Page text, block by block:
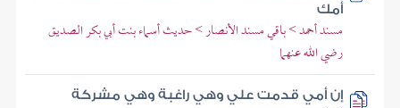
أمك
مسند أحمد > باقي مسند الأنصار > حديث أسماء بنت أبي بكر الصديق
رضي الله عنهما
إن أمي قدمت علي وهي راغبة وهي مشركة